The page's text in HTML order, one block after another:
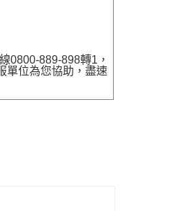
0800-889-898轉1，
單位為您協助，盡速